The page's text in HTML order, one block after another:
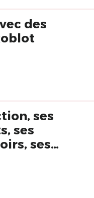
des
ses
ses
ses
, ses re-
ses ruses,
de